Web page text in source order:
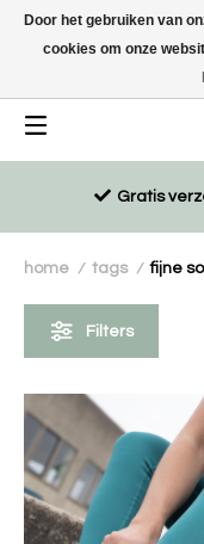
Duurzaam, eco-
Gratis
home / tags / fijne
Filters
Door het gebruiken van
cookies om onze